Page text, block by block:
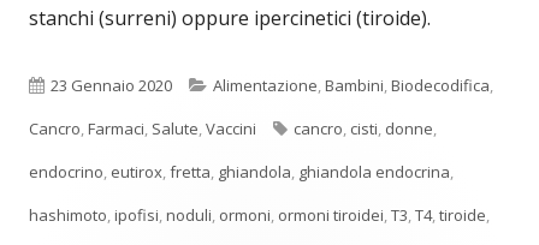
stanchi (surreni) oppure ipercinetici (tiroide).
Pubblicato
23 Gennaio 2020 Categorie
Alimentazione,Bambini,Biodecodifica,
Cancro,Farmaci, Salute,Vaccini Tag
cancro, cisti, donne,
endocrino, eutirox,fretta, ghiandola, ghiandola endocrina,
hashimoto,ipofisi,noduli, ormoni, ormoni tiroidei,T3,T4,tiroide,